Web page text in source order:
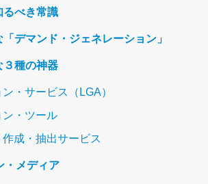
るべき常識
デマンド・ジェネレーション」
３種の神器
・サービス（LGA）
・ツール
成・抽出サービス
・メディア